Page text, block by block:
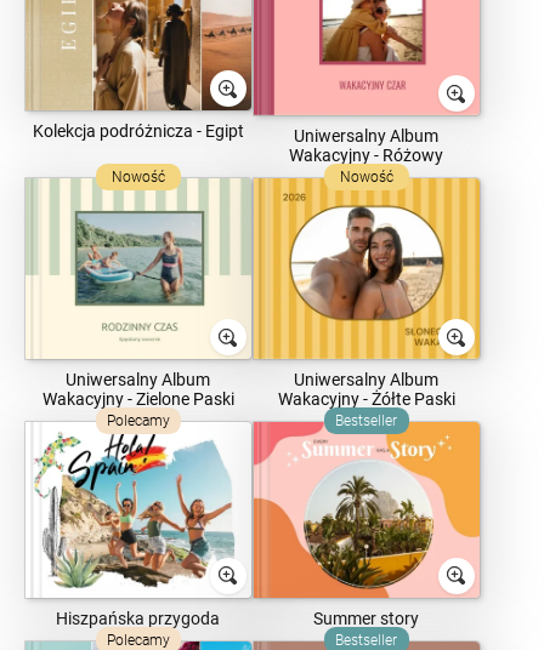
Kolekcja podróżnicza - Egipt
Uniwersalny Album
Wakacyjny - Różowy
Nowość
Uniwersalny Album
Wakacyjny - Zielone Paski
Nowość
Uniwersalny Album
Wakacyjny - Żółte Paski
Polecamy
Hiszpańska przygoda
Bestseller
Summer story
Polecamy Bestseller